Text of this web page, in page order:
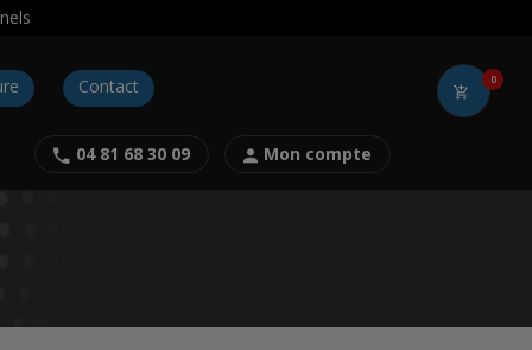
Contact 0
04 81 68 30 09 Mon compte